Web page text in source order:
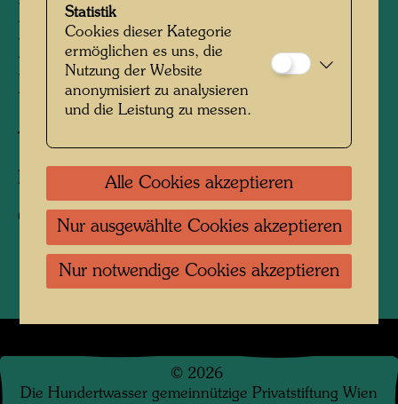
Die Restaurierung des
Hundertwasser Schiffs
Regentag
Tulln, Niederösterreich, 2024
Fotograf: Bernhard Schramm
Copyright: Bernhard Schramm
© 2026
Die Hundertwasser gemeinnützige Privatstiftung Wien
Statistik
Cookies dieser Kategorie
ermöglichen es uns, die
Nutzung der Website
anonymisiert zu analysieren
und die Leistung zu messen.
Alle Cookies akzeptieren
Nur ausgewählte Cookies akzeptieren
Nur notwendige Cookies akzeptieren